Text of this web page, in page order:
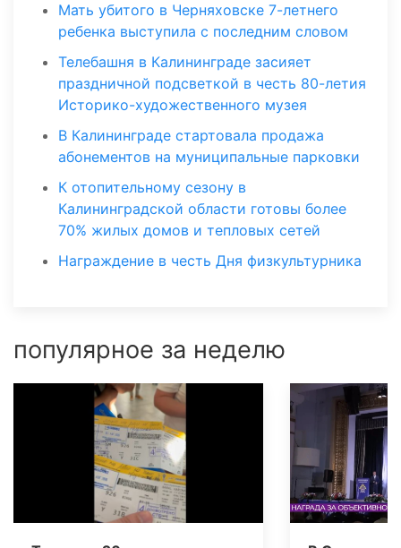
Мать убитого в Черняховске 7-летнего
ребенка выступила с последним словом
Телебашня в Калининграде засияет
праздничной подсветкой в честь 80-летия
Историко-художественного музея
В Калининграде стартовала продажа
абонементов на муниципальные парковки
К отопительному сезону в
Калининградской области готовы более
70% жилых домов и тепловых сетей
Награждение в честь Дня физкультурника
популярное за неделю